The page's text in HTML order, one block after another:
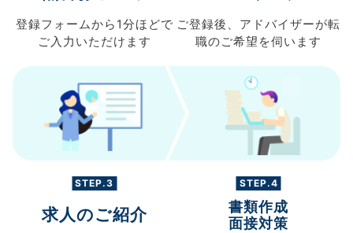
登録フォームから 1分ほどで
ご入力 いただけます
ご登録後、 アドバイザーが転
職のご希望を伺います
STEP.3
求人のご紹介
STEP.4
書類作成
面接対策